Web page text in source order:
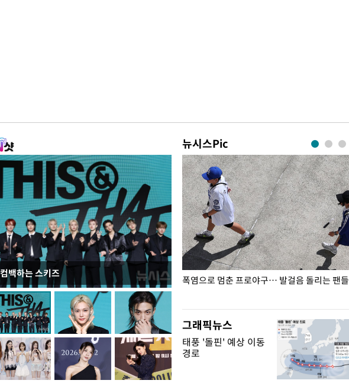
컴백하는 스키즈
뉴시스Pic
입추 하루 앞둔 전남광주… 열화상 카메라에 담긴
폭염
폭염으로 멈춘 프로야구… 발걸음 돌리는 팬들
그래픽뉴스
태풍 '돌핀' 예상 이동
경로